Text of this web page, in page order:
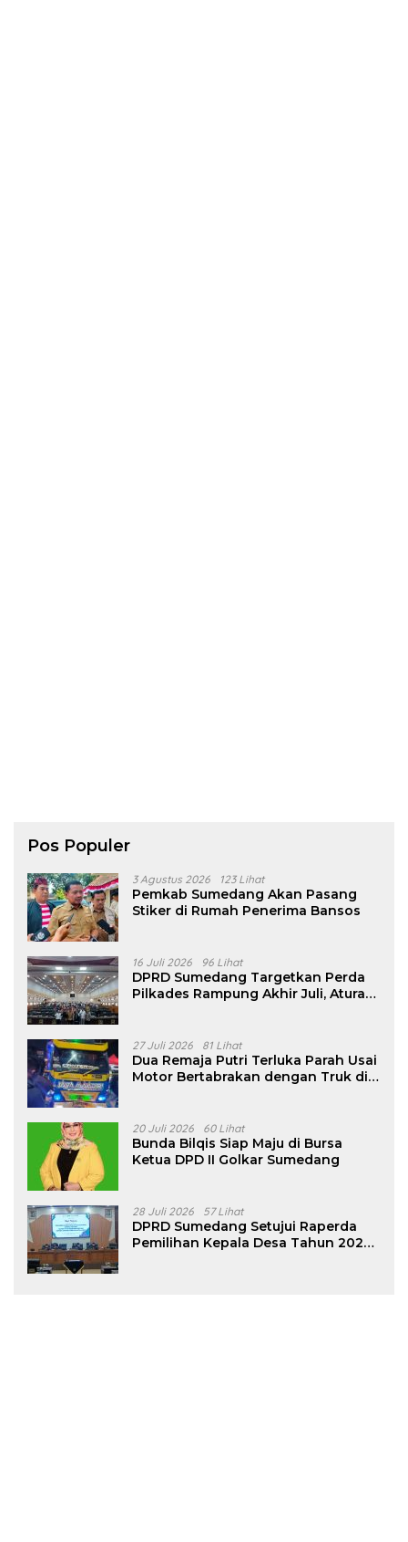
Pos Populer
3 Agustus 2026 123 Lihat
Pemkab Sumedang Akan Pasang
Stiker di Rumah Penerima Bansos
16 Juli 2026 96 Lihat
DPRD Sumedang Targetkan Perda
Pilkades Rampung Akhir Juli, Aturan
27 Juli 2026 81 Lihat
Dua Remaja Putri Terluka Parah Usai
Motor Bertabrakan dengan Truk di
20 Juli 2026 60 Lihat
Bunda Bilqis Siap Maju di Bursa
Ketua DPD II Golkar Sumedang
28 Juli 2026 57 Lihat
DPRD Sumedang Setujui Raperda
Pemilihan Kepala Desa Tahun 2026